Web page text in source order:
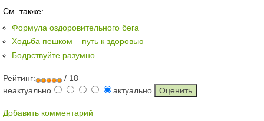
См. также:
Формула оздоровительного бега
Ходьба пешком – путь к здоровью
Бодрствуйте разумно
Рейтинг:
/ 18
неактуально
актуально
Добавить комментарий